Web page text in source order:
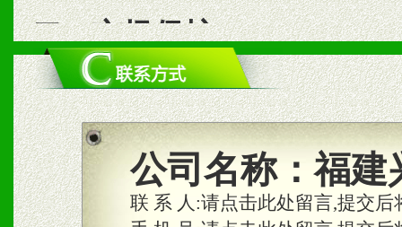
二、市场保护
1、统一市场价格；建立全
商利润。
2、区域独家经营；建立区
合作关系。公司名称：福建
联 系 人:请点击此处留言,提交